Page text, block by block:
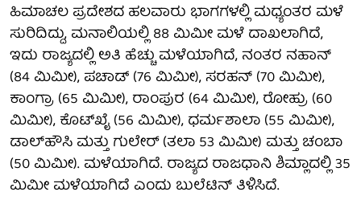
ಹಿಮಾಚಲ ಪ್ರದೇಶದ ಹಲವಾರು ಭಾಗಗಳಲ್ಲಿ ಮಧ್ಯಂತರ ಮಳೆ
ಸುರಿದಿದ್ದು, ಮನಾಲಿಯಲ್ಲಿ 88 ಮಿಮೀ ಮಳೆ ದಾಖಲಾಗಿದೆ,
ಇದು ರಾಜ್ಯದಲ್ಲಿ ಅತಿ ಹೆಚ್ಚು ಮಳೆಯಾಗಿದೆ, ನಂತರ ನಹಾನ್
(84 ಮಿಮೀ), ಪಚಾಡ್ (76 ಮಿಮೀ), ಸರಹನ್ (70 ಮಿಮೀ),
ಕಾಂಗ್ರಾ (65 ಮಿಮೀ), ರಾಂಪುರ (64 ಮಿಮೀ), ರೋಹ್ರು (60
ಮಿಮೀ), ಕೊಟ್‌ಖೈ (56 ಮಿಮೀ), ಧರ್ಮಶಾಲಾ (55 ಮಿಮೀ),
ಡಾಲ್‌ಹೌಸಿ ಮತ್ತು ಗುಲೇರ್ (ತಲಾ 53 ಮಿಮೀ) ಮತ್ತು ಚಂಬಾ
(50 ಮಿಮೀ). ಮಳೆಯಾಗಿದೆ. ರಾಜ್ಯದ ರಾಜಧಾನಿ ಶಿಮ್ಲಾದಲ್ಲಿ 35
ಮಿಮೀ ಮಳೆಯಾಗಿದೆ ಎಂದು ಬುಲೆಟಿನ್ ತಿಳಿಸಿದೆ.